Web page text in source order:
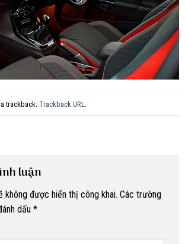
trackback: Trackback URL
luận
không được hiển thị công khai. Các trường
dấu *